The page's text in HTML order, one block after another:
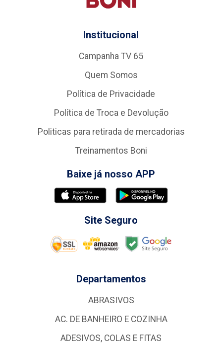
Institucional
Campanha TV 65
Quem Somos
Política de Privacidade
Política de Troca e Devolução
Politicas para retirada de mercadorias
Treinamentos Boni
Baixe já nosso APP
Site Seguro
Departamentos
ABRASIVOS
AC. DE BANHEIRO E COZINHA
ADESIVOS, COLAS E FITAS